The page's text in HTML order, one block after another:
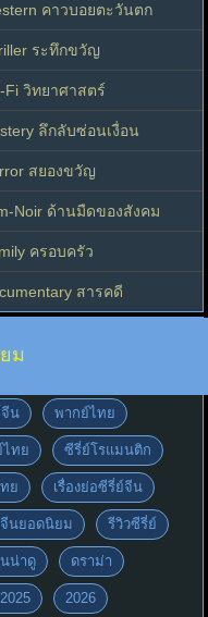
คาวบอยตะวันตก
ระทึกขวัญ
Fi วิทยาศาสตร์
ลึกลับซ่อนเงื่อน
สยองขวัญ
Noir ด้านมืดของสังคม
ครอบครัว
สารคดี
ม
จีน พากย์ไทย
ทย ซีรี่ย์โรแมนติก
ย เรื่องย่อซีรี่ย์จีน
นยอดนิยม รีวิวซีรี่ย์
น่าดู ดราม่า
2026